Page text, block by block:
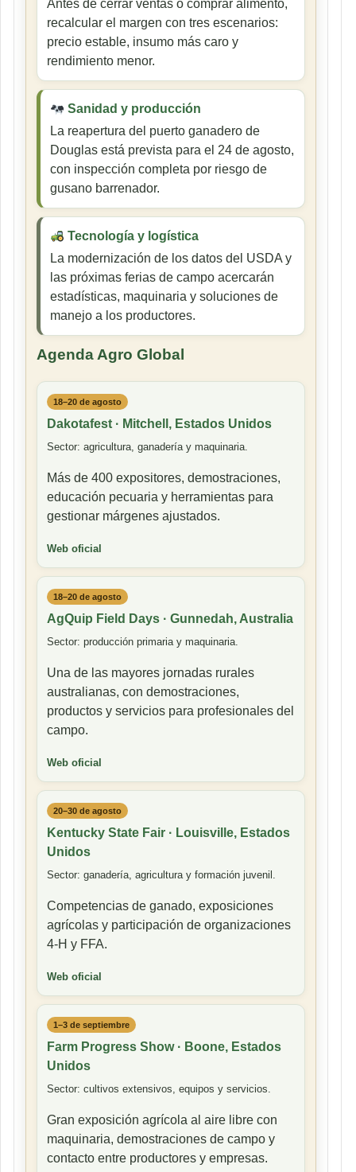
Antes de cerrar ventas o comprar alimento,
recalcular el margen con tres escenarios:
precio estable, insumo más caro y
rendimiento menor.
Sanidad y producción
La reapertura del puerto ganadero de
Douglas está prevista para el 24 de agosto,
con inspección completa por riesgo de
gusano barrenador.
Tecnología y logística
La modernización de los datos del USDA y
las próximas ferias de campo acercarán
estadísticas, maquinaria y soluciones de
manejo a los productores.
Agenda Agro Global
18–20 de agosto
Dakotafest · Mitchell, Estados Unidos
Sector: agricultura, ganadería y maquinaria.
Más de 400 expositores, demostraciones,
educación pecuaria y herramientas para
gestionar márgenes ajustados.
Web oficial
18–20 de agosto
AgQuip Field Days · Gunnedah, Australia
Sector: producción primaria y maquinaria.
Una de las mayores jornadas rurales
australianas, con demostraciones,
productos y servicios para profesionales del
campo.
Web oficial
20–30 de agosto
Kentucky State Fair · Louisville, Estados
Unidos
Sector: ganadería, agricultura y formación juvenil.
Competencias de ganado, exposiciones
agrícolas y participación de organizaciones
4-H y FFA.
Web oficial
1–3 de septiembre
Farm Progress Show · Boone, Estados
Unidos
Sector: cultivos extensivos, equipos y servicios.
Gran exposición agrícola al aire libre con
maquinaria, demostraciones de campo y
contacto entre productores y empresas.